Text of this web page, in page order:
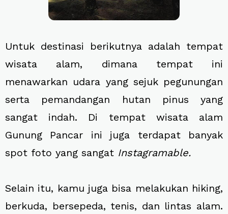
Untuk destinasi berikutnya adalah tempat
wisata alam, dimana tempat ini
menawarkan udara yang sejuk pegunungan
serta pemandangan hutan pinus yang
sangat indah. Di tempat wisata alam
Gunung Pancar ini juga terdapat banyak
spot foto yang sangat Instagramable.
Selain itu, kamu juga bisa melakukan hiking,
berkuda, bersepeda, tenis, dan lintas alam.